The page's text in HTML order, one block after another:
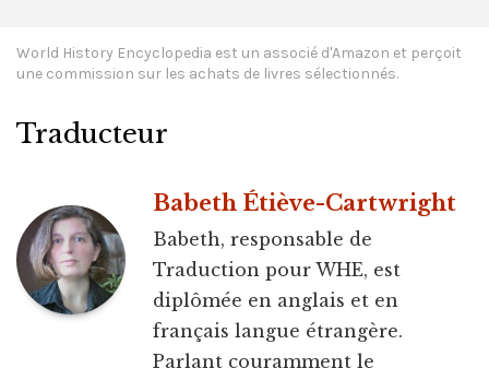
World History Encyclopedia est un associé d'Amazon et perçoit
une commission sur les achats de livres sélectionnés.
Traducteur
Babeth Étiève-Cartwright
Babeth, responsable de
Traduction pour WHE, est
diplômée en anglais et en
français langue étrangère.
Parlant couramment le